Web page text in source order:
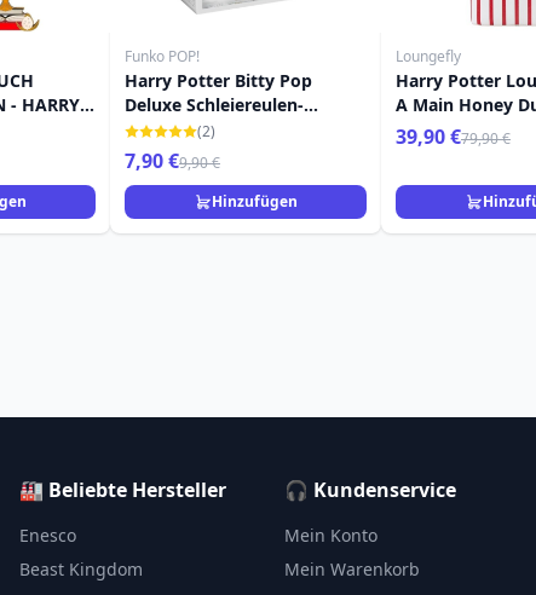
- HARRY
Funko POP!
Harry Potter Bitty Pop
Deluxe Schleiereulen-
Kaufhaus(2)
7,90 €9,90 €
Hinzufügen
Loungefly
Harry Potter
A Main Honey
Bohnen jeder
39,90 €79,90 €
🏭 Beliebte Hersteller
Enesco
Beast Kingdom
🎧 Kundenservice
Mein Konto
Mein Warenkorb